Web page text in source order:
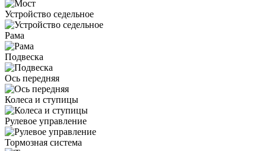
Устройство седельное
Рама
Подвеска
Ось передняя
Колеса и ступицы
Рулевое управление
Тормозная система